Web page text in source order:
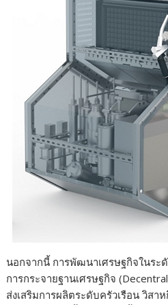
นอกจากนี้ การพัฒนาเศรษฐกิจในร
การกระจายฐานเศรษฐกิจ
ส่งเสริมการผลิตระดับครัวเรือน วิสา